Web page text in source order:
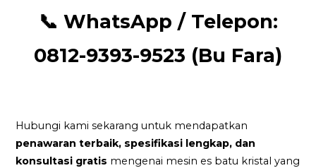
📞 WhatsApp / Telepon:
0812-9393-9523 (Bu Fara)
Hubungi kami sekarang untuk mendapatkan
penawaran terbaik, spesifikasi lengkap, dan
konsultasi gratis mengenai mesin es batu kristal yang